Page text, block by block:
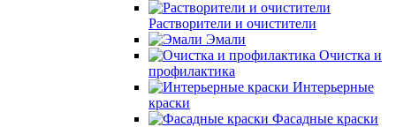
Растворители и очистители
Эмали
Очистка и
профилактика
Интерьерные
краски
Фасадные краски